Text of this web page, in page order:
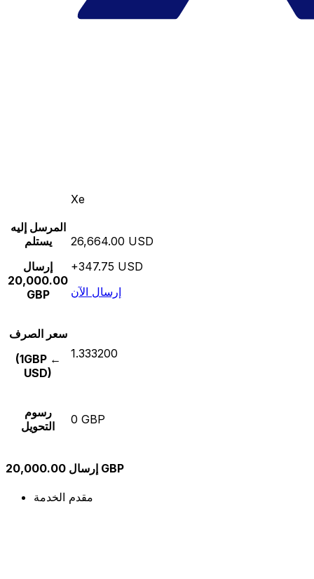
Xe
المرسل إليه
يستلم
إرسال
20,000.00
GBP
26,664.00 USD
+347.75 USD
إرسال الآن
سعر الصرف
(1GBP ←
USD)
1.333200
رسوم
التحويل
0 GBP
إرسال 20,000.00 GBP
مقدم الخدمة